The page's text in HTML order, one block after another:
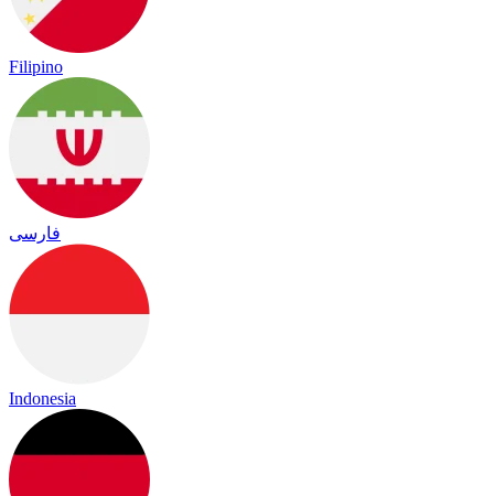
Filipino
فارسی
Indonesia